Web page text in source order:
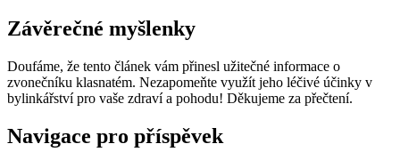
Závěrečné myšlenky
Doufáme, že tento článek vám přinesl užitečné informace o
zvonečníku klasnatém. Nezapomeňte využít jeho léčivé účinky v
bylinkářství pro vaše zdraví a pohodu! Děkujeme za přečtení.
Navigace pro příspěvek